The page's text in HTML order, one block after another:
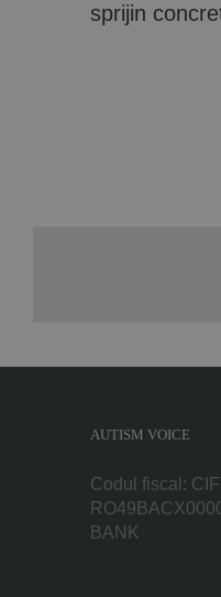
sprijin
AUTISM VOICE
Codul fiscal:
BANK